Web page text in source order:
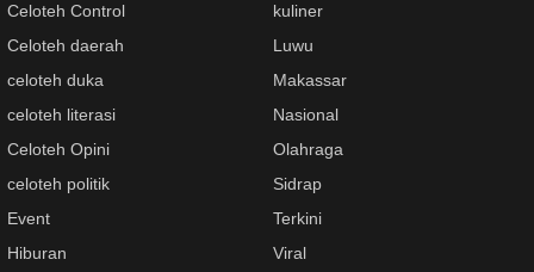
Celoteh Control
Celoteh daerah
celoteh duka
celoteh literasi
Celoteh Opini
celoteh politik
Event
Hiburan
kuliner
Luwu
Makassar
Nasional
Olahraga
Sidrap
Terkini
Viral